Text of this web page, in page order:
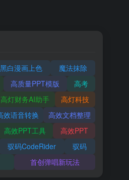
黑白漫画上色
魔法抹除
高质量PPT模版
高考
高灯财务AI助手
高灯科技
效语音转换
高效文档整理
高效PPT工具
高效PPT
驭码CodeRider
驭码
首创弹唱新玩法